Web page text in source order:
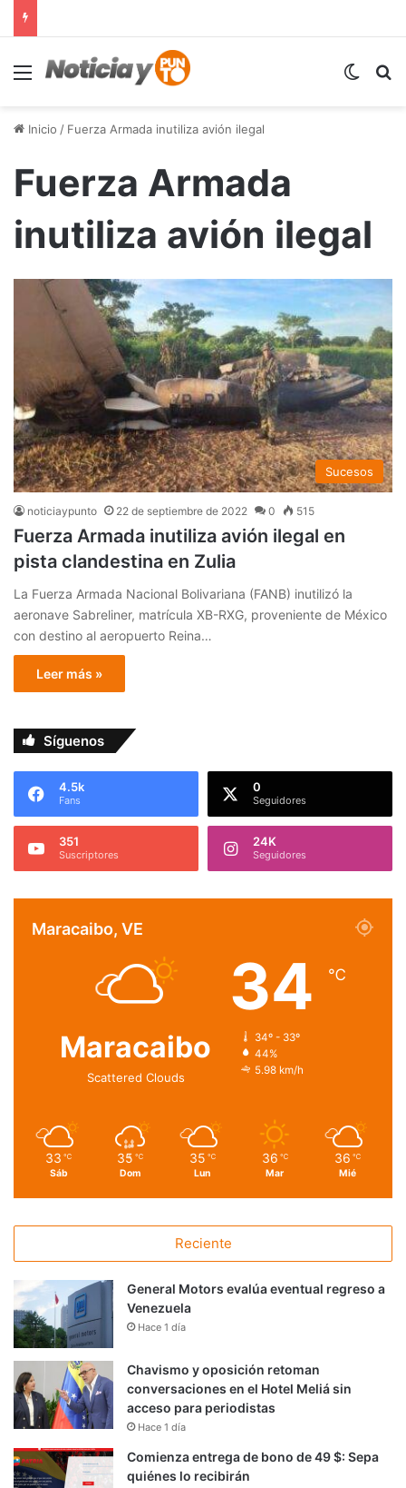
Menú
Inicio / Fuerza Armada inutiliza avión ilegal
Fuerza Armada
inutiliza avión ilegal
Sucesos
noticiaypunto 22 de septiembre de 2022 0 515
Fuerza Armada inutiliza avión ilegal en
pista clandestina en Zulia
La Fuerza Armada Nacional Bolivariana (FANB) inutilizó la
aeronave Sabreliner, matrícula XB-RXG, proveniente de México
con destino al aeropuerto Reina…
Leer más »
Síguenos
4.5k
Fans
0
Seguidores
351
Suscriptores
24K
Seguidores
Maracaibo, VE
Maracaibo
Scattered Clouds
34 ℃
34º - 33º
44%
5.98 km/h
33 ℃
Sáb
35 ℃
Dom
35 ℃
Lun
36 ℃
Mar
36 ℃
Mié
Reciente
General Motors evalúa eventual regreso a
Venezuela
Hace 1 día
Chavismo y oposición retoman
conversaciones en el Hotel Meliá sin
acceso para periodistas
Hace 1 día
Comienza entrega de bono de 49 $: Sepa
quiénes lo recibirán